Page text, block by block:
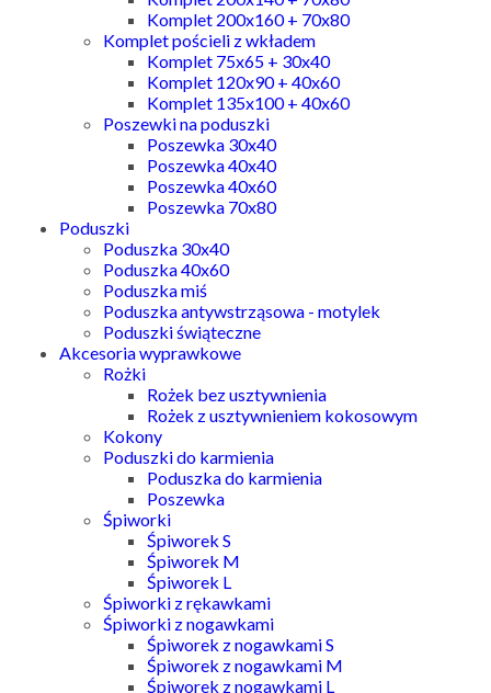
Komplet 200x160 + 70x80
Komplet pościeli z wkładem
Komplet 75x65 + 30x40
Komplet 120x90 + 40x60
Komplet 135x100 + 40x60
Poszewki na poduszki
Poszewka 30x40
Poszewka 40x40
Poszewka 40x60
Poszewka 70x80
Poduszki
Poduszka 30x40
Poduszka 40x60
Poduszka miś
Poduszka antywstrząsowa - motylek
Poduszki świąteczne
Akcesoria wyprawkowe
Rożki
Rożek bez usztywnienia
Rożek z usztywnieniem kokosowym
Kokony
Poduszki do karmienia
Poduszka do karmienia
Poszewka
Śpiworki
Śpiworek S
Śpiworek M
Śpiworek L
Śpiworki z rękawkami
Śpiworki z nogawkami
Śpiworek z nogawkami S
Śpiworek z nogawkami M
Śpiworek z nogawkami L